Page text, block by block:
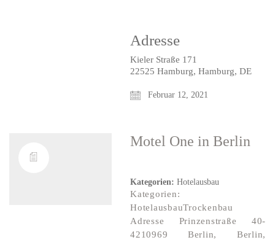
Adresse
Kieler Straße 171
22525 Hamburg, Hamburg, DE
Februar 12, 2021
Motel One in Berlin
Kategorien:Hotelausbau
Kategorien:
HotelausbauTrockenbau
Adresse Prinzenstraße 40-
4210969 Berlin, Berlin,